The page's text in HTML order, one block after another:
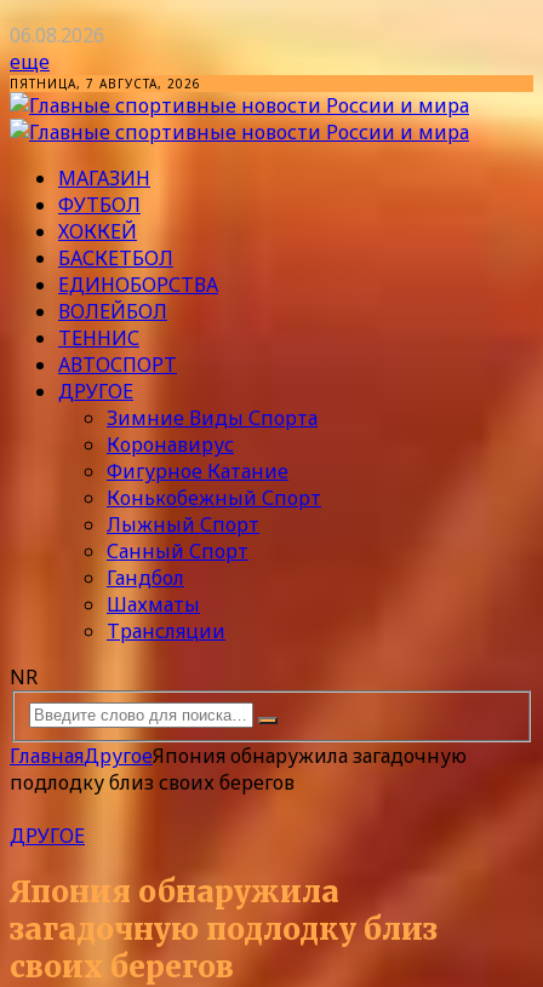
06.08.2026
еще
ПЯТНИЦА, 7 АВГУСТА, 2026
МАГАЗИН
ФУТБОЛ
ХОККЕЙ
БАСКЕТБОЛ
ЕДИНОБОРСТВА
ВОЛЕЙБОЛ
ТЕННИС
АВТОСПОРТ
ДРУГОЕ
Зимние Виды Спорта
Коронавирус
Фигурное Катание
Конькобежный Спорт
Лыжный Спорт
Санный Спорт
Гандбол
Шахматы
Трансляции
NR
ГлавнаяДругоеЯпония обнаружила загадочную
подлодку близ своих берегов
ДРУГОЕ
Япония обнаружила
загадочную подлодку близ
своих берегов